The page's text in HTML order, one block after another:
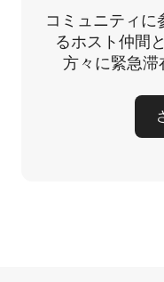
コミュニティに
るホスト仲間
方々に緊急滞